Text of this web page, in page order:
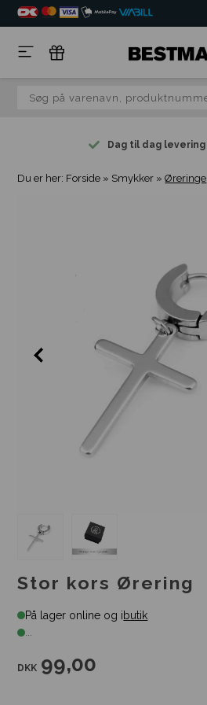
Dag til dag levering
Du er her: Forside » Smykker »Øreringe
Stor kors Ørering
På lager online og ibutik
...
DKK 99,00